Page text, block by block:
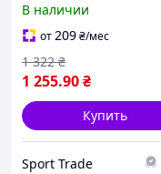
45см цвета в
ассортименте
В наличии
от209₴/мес
1 255.90₴
1 322 ₴
Купить
Sport Trade